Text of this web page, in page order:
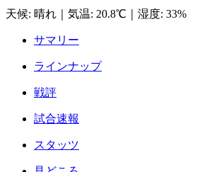
天候: 晴れ 気温: 20.8℃ 湿度: 33%
サマリー
ラインナップ
戦評
試合速報
スタッツ